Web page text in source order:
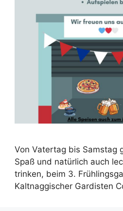
Von Vatertag bis Samstag
Spaß und natürlich auch
trinken, beim 3.
Kaltnaggischer Gardisten